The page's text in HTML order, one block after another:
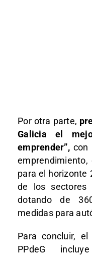
Por otra parte,
Galicia el
emprender”,con
para el horizonte
de los sectores
dotando de
medidas para
Para concluir,
PPdeG